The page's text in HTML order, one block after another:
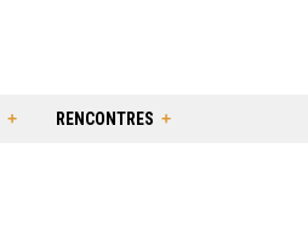
RENCONTRES